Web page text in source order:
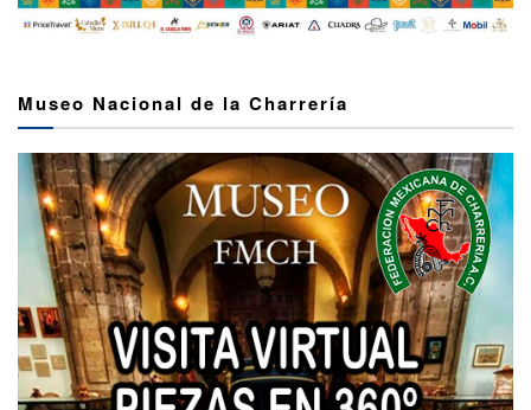
Museo Nacional de la Charrería